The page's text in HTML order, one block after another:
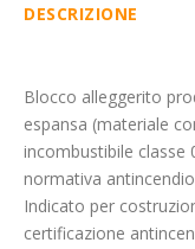
DESCRIZIONE
Blocco alleggerito
espansa (materiale
incombustibile classe
normativa
Indicato per
certificazione